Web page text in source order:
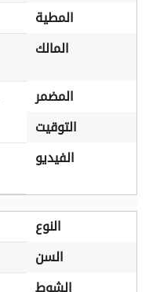
المطية
المالك
المضمر
التوقيت
الفيديو
النوع
السن